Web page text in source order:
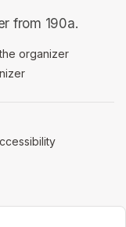
from 190a.
organizer
in a new tab)